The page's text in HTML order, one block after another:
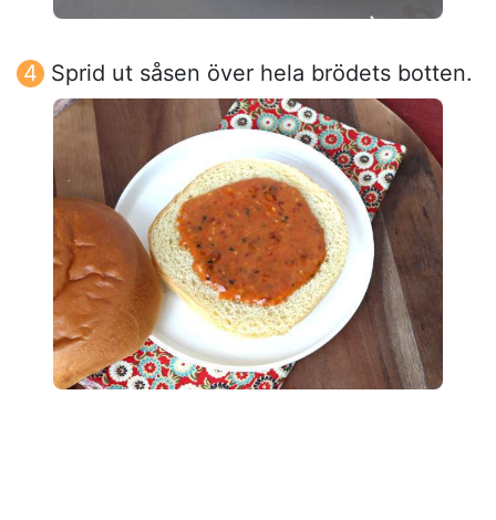
Sprid ut såsen över hela brödets botten.